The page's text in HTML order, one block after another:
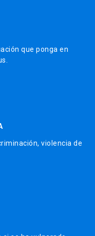
que ponga en
violencia de